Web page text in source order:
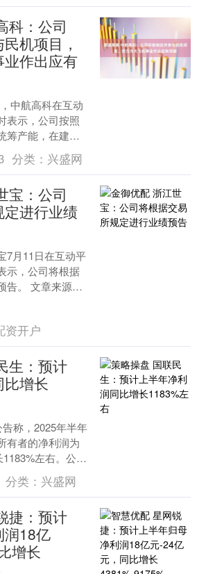
科：公司
机项目，
作出应有
中航高科在互动
表示，公司按照
筹产能，在建设
客户一定期间
....分类： 兴盛网
宝：公司
进行业绩
7月11日在互动平
示，公司将根据
告。 文章来源：
世宝：公司将根
资开户
生：预计
增长
称，2025年半年
有者的净利润为
左右。公司
由于主动把握
分类： 兴盛网
捷：预计
润18亿
增长